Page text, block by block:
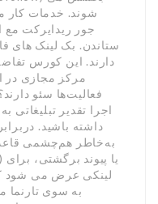
شوند. خدمات کار
جور ریدایرکت مع
ستاندن. بک لینک های
دارند. این کورس
مرکز مجازی در
فعالیت‌ها سئو
اجرا تقدیر
داشته باشید.
به‌خاطر هم‌چشمی
لینکی عرض می شود
به سوی تارنما